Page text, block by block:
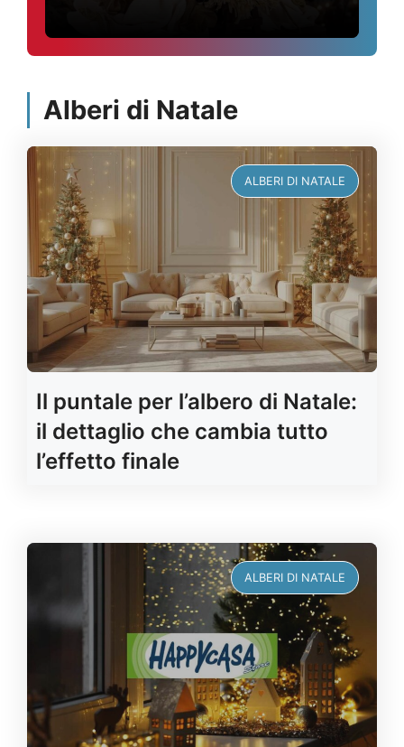
Alberi di Natale
ALBERI DI NATALE
Il puntale per l’albero di Natale:
il dettaglio che cambia tutto
l’effetto finale
ALBERI DI NATALE